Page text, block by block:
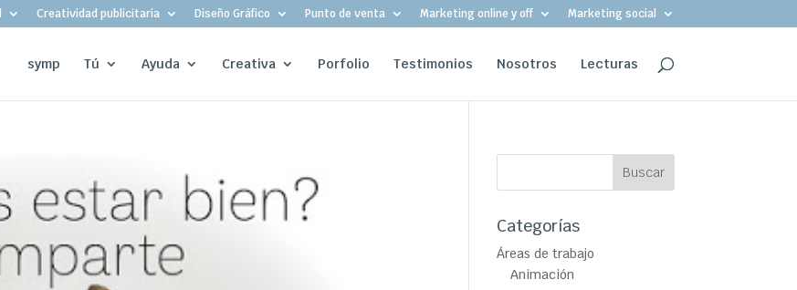
Creatividad publicitaria Diseño Gráfico Punto de venta Marketing online y off Marketing social
symp Tú Ayuda Creativa Porfolio Testimonios Nosotros Lecturas
Categorías
Áreas de trabajo
Animación